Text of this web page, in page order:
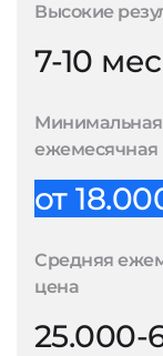
Высокие
7-10 мес
Минимальная
ежемесячная
от
Средняя
цена
25.000-